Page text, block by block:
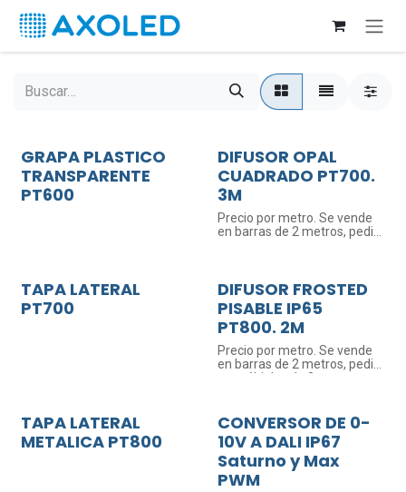
Ir al contenido
GRAPA PLASTICO
TRANSPARENTE
PT600
DIFUSOR OPAL
CUADRADO PT700.
3M
Precio por metro. Se vende
en barras de 2 metros, pedir
TAPA LATERAL
PT700
DIFUSOR FROSTED
PISABLE IP65
PT800. 2M
Precio por metro. Se vende
en barras de 2 metros, pedir
en múltiplos de 2.
TAPA LATERAL
METALICA PT800
CONVERSOR DE 0-
10V A DALI IP67
Saturno y Max
PWM